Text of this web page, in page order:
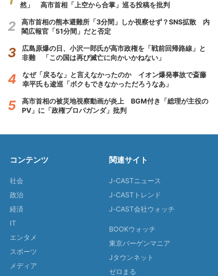
然」 高市首相「上空から合掌」巡る投稿を批判
高市首相の熊本避難所「3分間」しか視察せず？SNS拡散 内
閣広報官「51分間」だと否定
広島原爆の日、小沢一郎氏が高市政権を「戦前回帰路線」と
非難 「この国は再び滅亡に向かいかねない」
なぜ「戻るな」と言えなかったのか イオン爆発事故で斎藤
幸平氏も逡巡「ボクもできなかっただろうなあ」
高市首相の被災地視察動画が炎上 BGM付き「総理が主役の
PV」に「政権プロパガンダ」批判
コンテンツ
社会
政治
経済
IT
エンタメ
スポーツ
メディア
関連サイト
J-CASTニュース
J-CASTトレンド
J-CAST会社ウォッチ
BOOKウォッチ
東京バーゲンマニア
Jタウンネット
ゼロまる